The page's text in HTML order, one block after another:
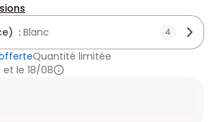
: Blanc 4
Quantité limitée
et le 18/08